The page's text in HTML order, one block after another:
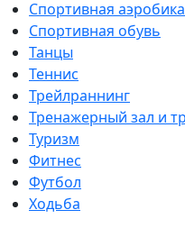
Спортивная аэробика
Спортивная обувь
Танцы
Теннис
Трейлраннинг
Тренажерный зал и
Туризм
Фитнес
Футбол
Ходьба